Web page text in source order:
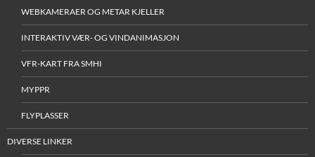
WEBKAMERAER OG METAR KJELLER
INTERAKTIV VÆR- OG VINDANIMASJON
VFR-KART FRA SMHI
MYPPR
FLYPLASSER
DIVERSE LINKER